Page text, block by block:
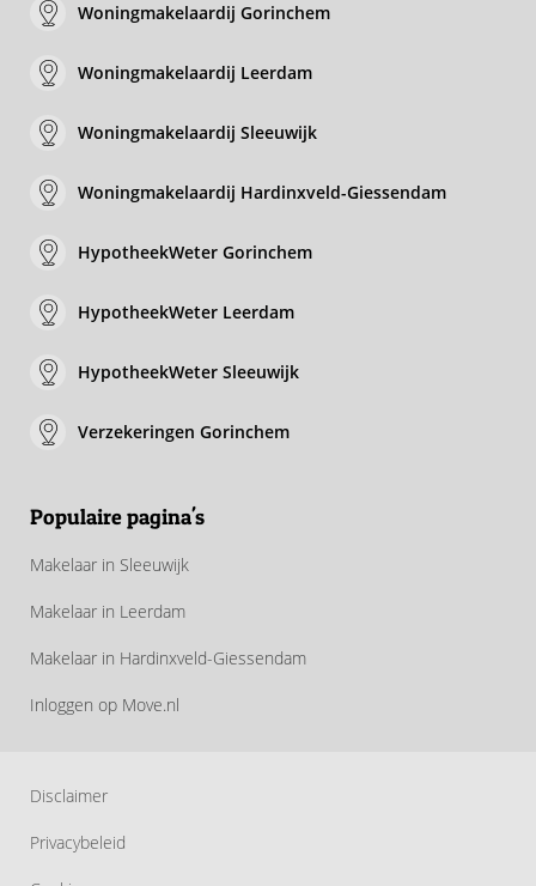
Woningmakelaardij Gorinchem
Woningmakelaardij Leerdam
Woningmakelaardij Sleeuwijk
Woningmakelaardij Hardinxveld-Giessendam
HypotheekWeter Gorinchem
HypotheekWeter Leerdam
HypotheekWeter Sleeuwijk
Verzekeringen Gorinchem
Populaire pagina's
Makelaar in Sleeuwijk
Makelaar in Leerdam
Makelaar in Hardinxveld-Giessendam
Inloggen op Move.nl
Disclaimer
Privacybeleid